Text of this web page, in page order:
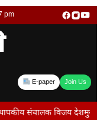
pm
E-paper Join Us
देशमुख यांची बदली न